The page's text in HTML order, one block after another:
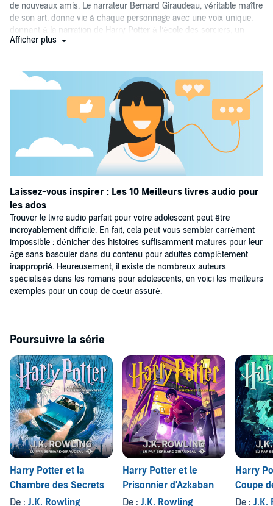
de nouveaux amis. Le narrateur Bernard Giraudeau, véritable maître
de son art, donne vie à chaque personnage avec une voix unique,
donnant à la narration de Harry Potter à l’école des sorciers, un
véritable aspect magique pour les jeunes auditeurs. L’imagination
magie et de batailles fondamentales entre le bien et le mal.
Afficher plus
Laissez-vous inspirer : Les 10 Meilleurs livres audio pour
les ados
Trouver le livre audio parfait pour votre adolescent peut être
incroyablement difficile. En fait, cela peut vous sembler carrément
impossible : dénicher des histoires suffisamment matures pour leur
âge sans basculer dans du contenu pour adultes complètement
inapproprié. Heureusement, il existe de nombreux auteurs
spécialisés dans les romans pour adolescents, en voici les meilleurs
exemples pour un coup de cœur assuré.
Poursuivre la série
Harry Potter et la
Chambre des Secrets
De : J.K. Rowling
Harry Potter et le
Prisonnier d'Azkaban
De : J.K. Rowling
Harry
Coupe
De : J.K.